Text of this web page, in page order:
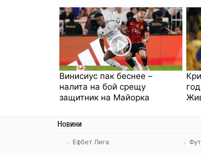
Винисиус пак беснее –
налита на бой срещу
защитник на Майорка
Новини
Ефбет Лига